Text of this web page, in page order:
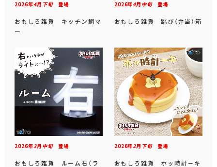
2026年4月 下旬登場
おもしろ雑貨 キッチン鯛マ
ー
2026年4月 中旬登場
おもしろ雑貨 跳び（弁当）箱
2026年3月 中旬登場
おもしろ雑貨 ルーム右（ラ
2026年2月 下旬登場
おもしろ雑貨 ホッ時計－キ